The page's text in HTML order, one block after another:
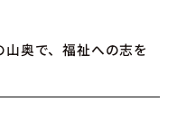
奥で、福祉への志を